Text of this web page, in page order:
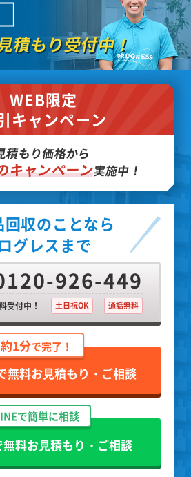
積もり受付中！
WEB限定
キャンペーン
積もり価格から
キャンペーン実施中！
回収のことなら
グレスまで
926-449
受付中！ 土日祝OK 通話無料
約1分で完了！
無料お見積もり・ご相談
で簡単に相談
料お見積もり・ご相談